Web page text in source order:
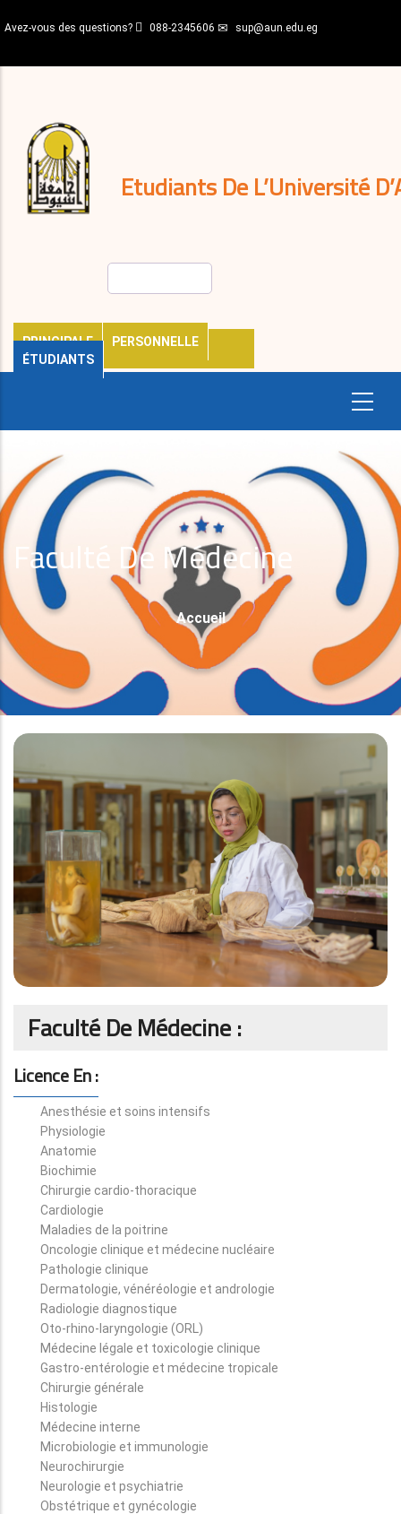
au
principal
Avez-vous des questions? 088-2345606 sup@aun.edu.eg
Etudiants De L’Université
PRINCIPALE
PERSONNELLE
ÉTUDIANTS
décisions
Expatriés
Journal
Faculté De Médecine
Fil
D'Ariane
Accueil
Faculté De Médecine :
Licence En :
Anesthésie et soins intensifs
Physiologie
Anatomie
Biochimie
Chirurgie cardio-thoracique
Cardiologie
Maladies de la poitrine
Oncologie clinique et médecine nucléaire
Pathologie clinique
Dermatologie, vénéréologie et andrologie
Radiologie diagnostique
Oto-rhino-laryngologie (ORL)
Médecine légale et toxicologie clinique
Gastro-entérologie et médecine tropicale
Chirurgie générale
Histologie
Médecine interne
Microbiologie et immunologie
Neurochirurgie
Neurologie et psychiatrie
Obstétrique et gynécologie